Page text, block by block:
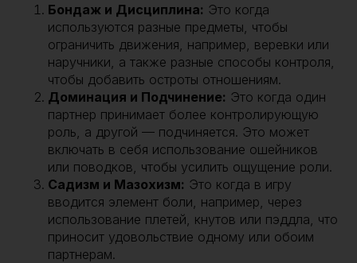
Бондаж и Дисциплина: Это когда
используются разные предметы, чтобы
ограничить движения, например, веревки или
наручники, а также разные способы контроля,
чтобы добавить остроты отношениям.
Доминация и Подчинение: Это когда один
партнер принимает более контролирующую
роль, а другой — подчиняется. Это может
включать в себя использование ошейников
или поводков, чтобы усилить ощущение роли.
Садизм и Мазохизм: Это когда в игру
вводится элемент боли, например, через
использование плетей, кнутов или пэддла, что
приносит удовольствие одному или обоим
партнерам.